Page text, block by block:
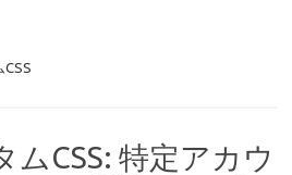
ムCSS: 特定アカウ